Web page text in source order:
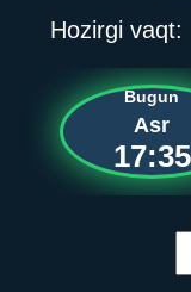
Hozirgi vaqt:
Bugun
Asr
17:35